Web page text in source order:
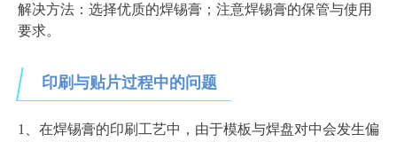
解决方法：选择优质的焊锡膏；注意焊锡膏的保管与使用
要求。
印刷与贴片过程中的问题
1、在焊锡膏的印刷工艺中，由于模板与焊盘对中会发生偏